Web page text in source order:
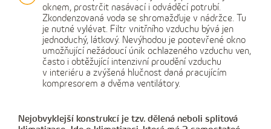
oknem, prostrčit nasávací i odváděcí potrubí.
Zkondenzovaná voda se shromažďuje v nádržce. Tu
je nutné vylévat. Filtr vnitřního vzduchu bývá jen
jednoduchý, látkový. Nevýhodou je pootevřené okno
umožňující nežádoucí únik ochlazeného vzduchu ven,
často i obtěžující intenzivní proudění vzduchu
v interiéru a zvýšená hlučnost daná pracujícím
kompresorem a dvěma ventilátory.
Nejobvyklejší konstrukcí je tzv. dělená neboli splitová